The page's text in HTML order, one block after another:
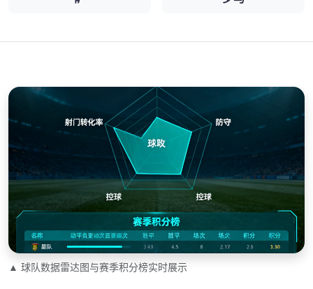
▲ 球队数据雷达图与赛季积分榜实时展示